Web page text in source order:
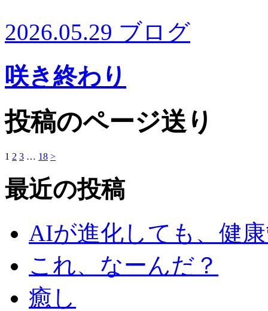
2026.05.29 ブログ
咲き終わり
投稿のページ送り
1 2 3 … 18 >
最近の投稿
AIが進化しても、健
これ、なーんだ？
癒し